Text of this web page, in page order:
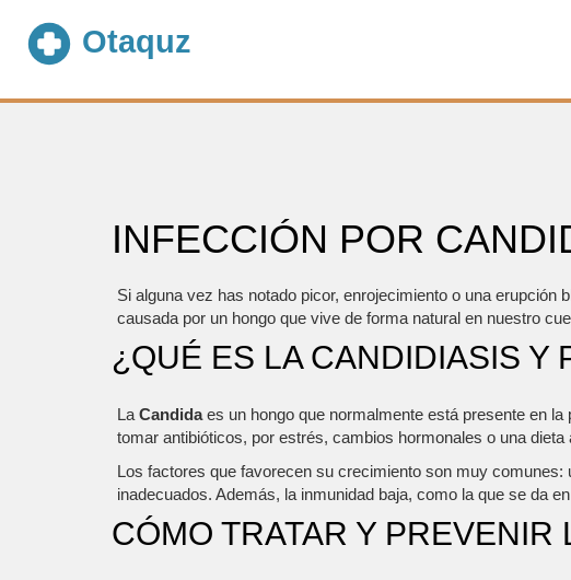
INFECCIÓN POR
Si alguna vez has notado picor, enrojecimiento o una
causada por un hongo que vive de forma natural en nuestro
¿QUÉ ES LA CANDIDIASIS Y
La Candidaes un hongo que normalmente está presente en la
tomar antibióticos, por estrés, cambios hormonales o una
Los factores que favorecen su crecimiento son muy
inadecuados. Además, la inmunidad baja, como la que se da
CÓMO TRATAR Y PREVENIR